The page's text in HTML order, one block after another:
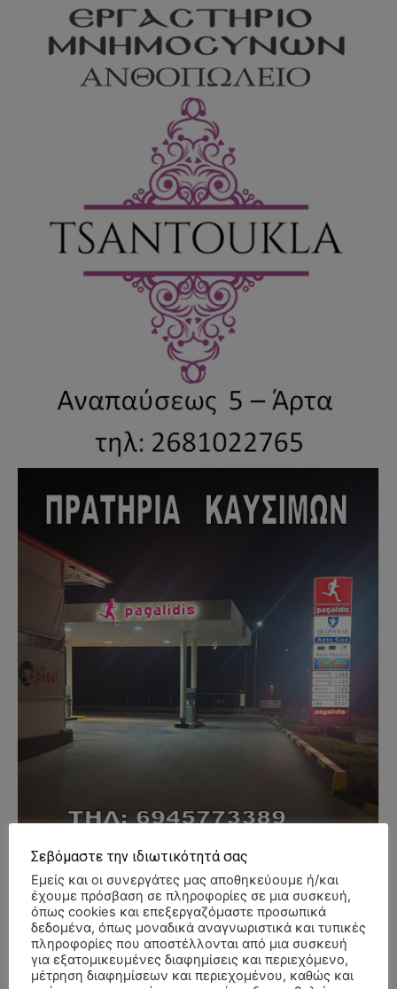
- Advertisment -
Σεβόμαστε την ιδιωτικότητά σας
Εμείς και οι συνεργάτες μας αποθηκεύουμε ή/και
έχουμε πρόσβαση σε πληροφορίες σε μια συσκευή,
όπως cookies και επεξεργαζόμαστε προσωπικά
δεδομένα, όπως μοναδικά αναγνωριστικά και τυπικές
πληροφορίες που αποστέλλονται από μια συσκευή
για εξατομικευμένες διαφημίσεις και περιεχόμενο,
μέτρηση διαφημίσεων και περιεχομένου, καθώς και